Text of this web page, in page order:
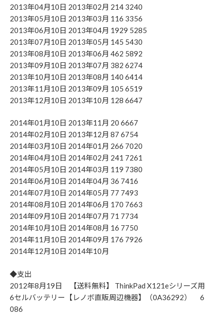
2013年04月10日 2013年02月 214 3240
2013年05月10日 2013年03月 116 3356
2013年06月10日 2013年04月 1929 5285
2013年07月10日 2013年05月 145 5430
2013年08月10日 2013年06月 462 5892
2013年09月10日 2013年07月 382 6274
2013年10月10日 2013年08月 140 6414
2013年11月10日 2013年09月 105 6519
2013年12月10日 2013年10月 128 6647
2014年01月10日 2013年11月 20 6667
2014年02月10日 2013年12月 87 6754
2014年03月10日 2014年01月 266 7020
2014年04月10日 2014年02月 241 7261
2014年05月10日 2014年03月 119 7380
2014年06月10日 2014年04月 36 7416
2014年07月10日 2014年05月 77 7493
2014年08月10日 2014年06月 170 7663
2014年09月10日 2014年07月 71 7734
2014年10月10日 2014年08月 16 7750
2014年11月10日 2014年09月 176 7926
2014年12月10日 2014年10月
◆支出
2012年8月19日 【送料無料】 ThinkPad X121eシリーズ用
6セルバッテリー【レノボ直販周辺機器】（0A36292） 6
086